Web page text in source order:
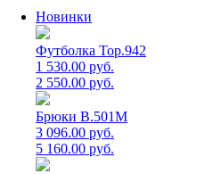
Новинки
Футболка Top.942
1 530.00 руб.
2 550.00 руб.
Брюки B.501M
3 096.00 руб.
5 160.00 руб.